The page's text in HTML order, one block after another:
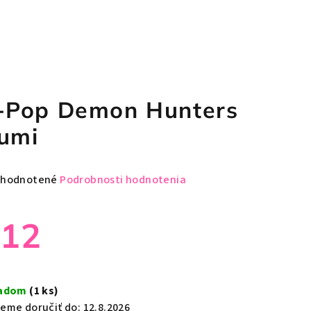
Pop Demon Hunters
Podrobnosti hodnotenia
(1 ks)
doručiť do: 12.8.2026